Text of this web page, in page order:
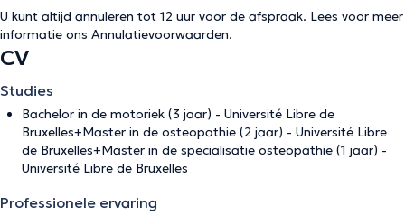
U kunt altijd annuleren tot 12 uur voor de afspraak. Lees voor meer
informatie ons Annulatievoorwaarden.
CV
Studies
Bachelor in de motoriek (3 jaar) - Université Libre de
Bruxelles+Master in de osteopathie (2 jaar) - Université Libre
de Bruxelles+Master in de specialisatie osteopathie (1 jaar) -
Université Libre de Bruxelles
Professionele ervaring